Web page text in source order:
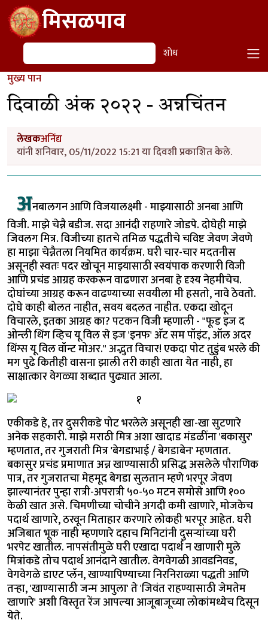
Skip to main contentमिसळपाव
शोध शोध
मुख्य पान
दिवाळी अंक २०२२ - अन्नचिंतन
लेखकअनिंद्य
यांनी शनिवार, 05/11/2022 15:21 या दिवशी प्रकाशित केले.
अनबालगन आणि विजयालक्ष्मी - माझ्यासाठी अनबा आणि
विजी. माझे चेन्नै बडीज. सदा आनंदी राहणारे जोडपे. दोघेही माझे
जिवलग मित्र. विजीच्या हातचे तमिळ पद्धतीचे चविष्ट जेवण जेवणे
हा माझा चेन्नैतला नियमित कार्यक्रम. घरी चार-चार मदतनीस
असूनही स्वतः पदर खोचून माझ्यासाठी स्वयंपाक करणारी विजी
आणि प्रचंड आग्रह करकरून वाढणारा अनबा हे दृश्य नेहमीचेच.
दोघांच्या आग्रह करून वाढण्याच्या सवयीला मी हसतो, नावे ठेवतो.
दोघे काही बोलत नाहीत, सवय बदलत नाहीत. एकदा खोदून
विचारले, इतका आग्रह का? पटकन विजी म्हणाली - "फूड इज द
ओन्ली थिंग व्हिच यू विल से इज 'इनफ' अ‍ॅट सम पॉइंट, ऑल अदर
थिंग्स यू विल वॉन्ट मोअर." अद्भुत विचार! एकदा पोट तुडुंब भरले की
मग पुढे कितीही वासना झाली तरी काही खाता येत नाही, हा
साक्षात्कार वेगळ्या शब्दात पुढ्यात आला.
एकीकडे हे, तर दुसरीकडे पोट भरलेले असूनही खा-खा सुटणारे
अनेक सहकारी. माझे मराठी मित्र अशा खादाड मंडळींना 'बकासुर'
म्हणतात, तर गुजराती मित्र 'बेगडाभाई / बेगडाबेन' म्हणतात.
बकासुर प्रचंड प्रमाणात अन्न खाण्यासाठी प्रसिद्ध असलेले पौराणिक
पात्र, तर गुजरातचा मेहमूद बेगडा सुलतान म्हणे भरपूर जेवण
झाल्यानंतर पुन्हा रात्री-अपरात्री ५०-५० मटन समोसे आणि १००
केळी खात असे. चिमणीच्या चोचीने अगदी कमी खाणारे, मोजकेच
पदार्थ खाणारे, ठरवून मिताहार करणारे लोकही भरपूर आहेत. घरी
अजिबात भूक नाही म्हणणारे दहाच मिनिटांनी दुसऱ्यांच्या घरी
भरपेट खातील. नापसंतीमुळे घरी एखादा पदार्थ न खाणारी मुले
मित्रांकडे तोच पदार्थ आनंदाने खातील. वेगवेगळी आवडनिवड,
वेगवेगळे डाएट प्लॅन, खाण्यापिण्याच्या निरनिराळ्या पद्धती आणि
तऱ्हा, 'खाण्यासाठी जन्म आपुला' ते 'जिवंत राहण्यासाठी जेमतेम
खाणारे' अशी विस्तृत रेंज आपल्या आजूबाजूच्या लोकांमध्येच दिसून
येते.